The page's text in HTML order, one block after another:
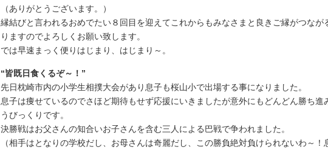
（ありがとうございます。）
縁結びと言われるおめでたい８回目を迎えてこれからもみなさまと良きご縁がつなが
りますのでよろしくお願い致します。
では早速まっく便りはじまり、はじまり～。
“皆既日食くるぞ～！”
先日枕崎市内の小学生相撲大会があり息子も桜山小で出場する事になりました。
息子は痩せているのでさほど期待もせず応援にいきましたが意外にもどんどん勝ち進
うびっくりです。
決勝戦はお父さんの知合いお子さんを含む三人による巴戦で争われました。
（相手はとなりの学校だし、お母さんは奇麗だし、この勝負絶対負けられないわ～！